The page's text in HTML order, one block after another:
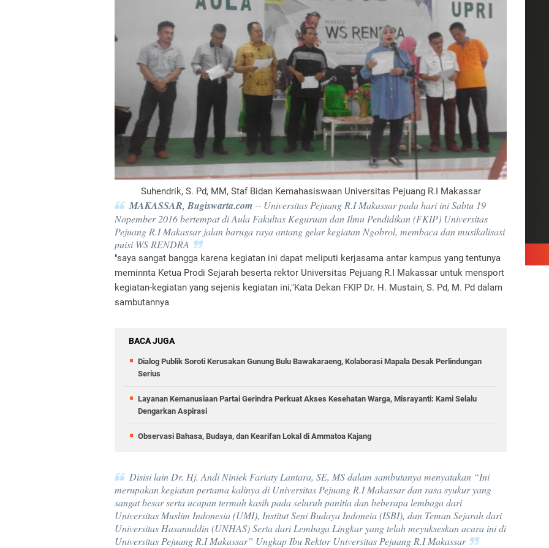
Suhendrik, S. Pd, MM, Staf Bidan Kemahasiswaan Universitas Pejuang R.I Makassar
MAKASSAR, Bugiswarta.com -- Universitas Pejuang R.I Makassar pada hari ini Sabtu 19
Nopember 2016 bertempat di Aula Fakultas Keguruan dan Ilmu Pendidikan (FKIP) Universitas
Pejuang R.I Makassar jalan baruga raya antang gelar kegiatan Ngobrol, membaca dan musikalisasi
puisi WS RENDRA
"saya sangat bangga karena kegiatan ini dapat meliputi kerjasama antar kampus yang tentunya
meminnta Ketua Prodi Sejarah beserta rektor Universitas Pejuang R.I Makassar untuk mensport
kegiatan-kegiatan yang sejenis kegiatan ini,"Kata Dekan FKIP Dr. H. Mustain, S. Pd, M. Pd dalam
sambutannya
BACA JUGA
Dialog Publik Soroti Kerusakan Gunung Bulu Bawakaraeng, Kolaborasi Mapala Desak Perlindungan
Serius
Layanan Kemanusiaan Partai Gerindra Perkuat Akses Kesehatan Warga, Misrayanti: Kami Selalu
Dengarkan Aspirasi
Observasi Bahasa, Budaya, dan Kearifan Lokal di Ammatoa Kajang
Disisi lain Dr. Hj. Andi Niniek Fariaty Lantara, SE, MS dalam sambutanya menyatakan “Ini
merupakan kegiatan pertama kalinya di Universitas Pejuang R.I Makassar dan rasa syukur yang
sangat besar serta ucapan termah kasih pada seluruh panitia dan beberapa lembaga dari
Universitas Muslim Indonesia (UMI), Institut Seni Budaya Indoneia (ISBI), dan Teman Sejarah dari
Universitas Hasanuddin (UNHAS) Serta dari Lembaga Lingkar yang telah meyukseskan acara ini di
Universitas Pejuang R.I Makassar” Ungkap Ibu Rektor Universitas Pejuang R.I Makassar